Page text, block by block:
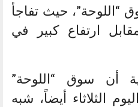
“اللوحة”، حيث تفاجأ
ارتفاع كبير في
أن سوق “اللوحة”
الثلاثاء أيضاً، شبه